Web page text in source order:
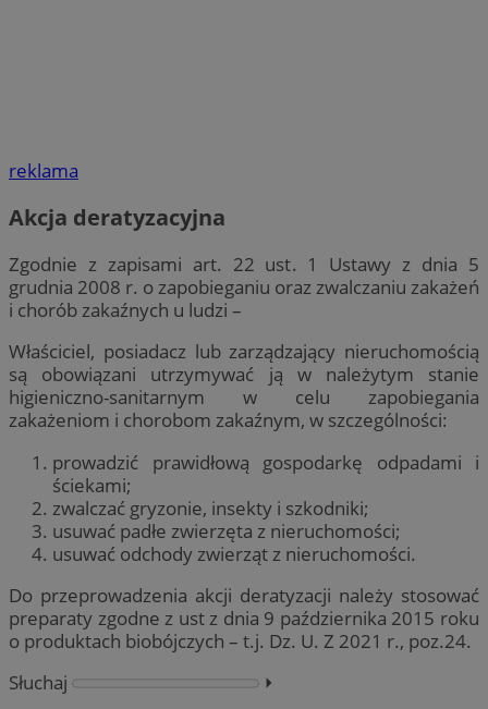
reklama
Akcja deratyzacyjna
Zgodnie z zapisami art. 22 ust. 1 Ustawy z dnia 5
grudnia 2008 r. o zapobieganiu oraz zwalczaniu zakażeń
i chorób zakaźnych u ludzi –
Właściciel, posiadacz lub zarządzający nieruchomością
są obowiązani utrzymywać ją w należytym stanie
higieniczno-sanitarnym w celu zapobiegania
zakażeniom i chorobom zakaźnym, w szczególności:
prowadzić prawidłową gospodarkę odpadami i
ściekami;
zwalczać gryzonie, insekty i szkodniki;
usuwać padłe zwierzęta z nieruchomości;
usuwać odchody zwierząt z nieruchomości.
Do przeprowadzenia akcji deratyzacji należy stosować
preparaty zgodne z ust z dnia 9 października 2015 roku
o produktach biobójczych – t.j. Dz. U. Z 2021 r., poz.24.
Słuchaj
⏵︎